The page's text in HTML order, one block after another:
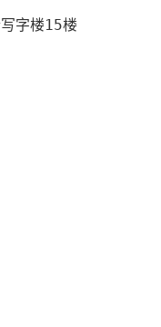
字楼15楼